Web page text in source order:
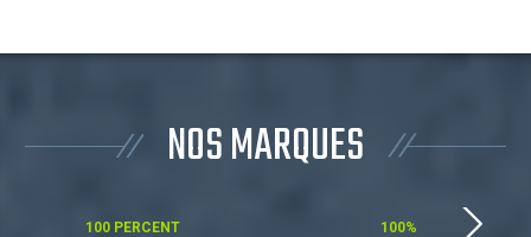
NOS MARQUES
100 PERCENT 100%